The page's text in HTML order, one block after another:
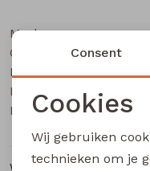
Merk
Categorie
Leverancierscode
Bestelcode
Kleur
Noodzakelijke
Consent
Cookies
Wij gebruiken
technieken om je